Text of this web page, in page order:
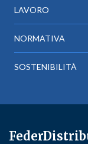
LAVORO
NORMATIVA
SOSTENIBILITÀ